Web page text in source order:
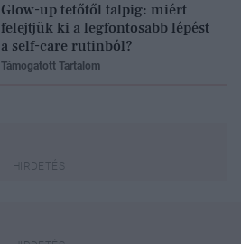
Glow-up tetőtől talpig: miért
felejtjük ki a legfontosabb lépést
a self-care rutinból?
Támogatott Tartalom